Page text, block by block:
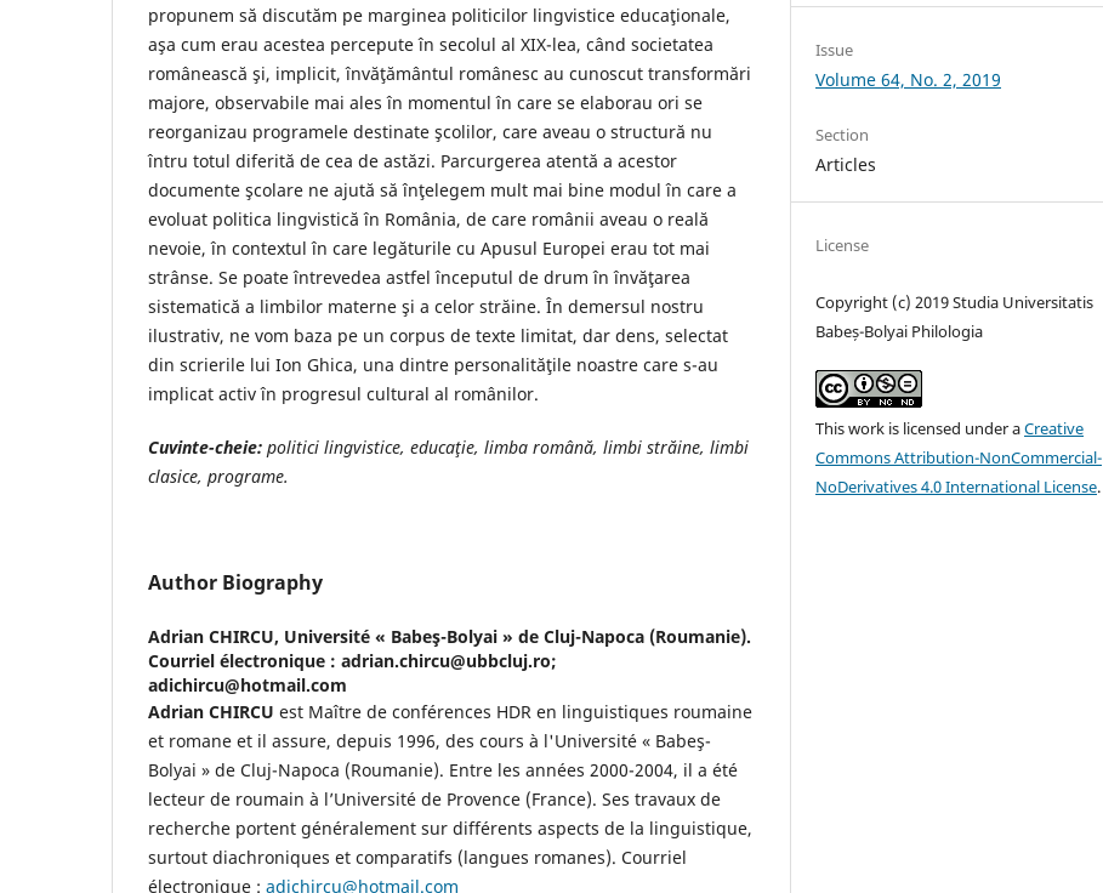
propunem să discutăm pe marginea politicilor lingvistice educaţionale,
aşa cum erau acestea percepute în secolul al XIX-lea, când societatea
românească şi, implicit, învăţământul românesc au cunoscut transformări
majore, observabile mai ales în momentul în care se elaborau ori se
reorganizau programele destinate şcolilor, care aveau o structură nu
întru totul diferită de cea de astăzi. Parcurgerea atentă a acestor
documente şcolare ne ajută să înţelegem mult mai bine modul în care a
evoluat politica lingvistică în România, de care românii aveau o reală
nevoie, în contextul în care legăturile cu Apusul Europei erau tot mai
strânse. Se poate întrevedea astfel începutul de drum în învăţarea
sistematică a limbilor materne şi a celor străine. În demersul nostru
ilustrativ, ne vom baza pe un corpus de texte limitat, dar dens, selectat
din scrierile lui Ion Ghica, una dintre personalităţile noastre care s-au
implicat activ în progresul cultural al românilor.
Cuvinte-cheie: politici lingvistice, educaţie, limba română, limbi străine, limbi
clasice, programe.
Author Biography
Adrian CHIRCU, Université « Babeş-Bolyai » de Cluj-Napoca (Roumanie).
Courriel électronique : adrian.chircu@ubbcluj.ro;
adichircu@hotmail.com
Adrian CHIRCU est Maître de conférences HDR en linguistiques roumaine
et romane et il assure, depuis 1996, des cours à l'Université « Babeş-
Bolyai » de Cluj-Napoca (Roumanie). Entre les années 2000-2004, il a été
lecteur de roumain à l’Université de Provence (France). Ses travaux de
recherche portent généralement sur différents aspects de la linguistique,
surtout diachroniques et comparatifs (langues romanes). Courriel
électronique : adichircu@hotmail.com
Issue
Volume 64, No. 2, 2019
Section
Articles
License
Copyright (c) 2019 Studia Universitatis
Babeș-Bolyai Philologia
This work is licensed under aCreative
Commons Attribution-NonCommercial-
NoDerivatives 4.0 International License.